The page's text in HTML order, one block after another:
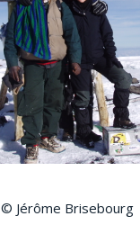
© Jérôme Brisebourg